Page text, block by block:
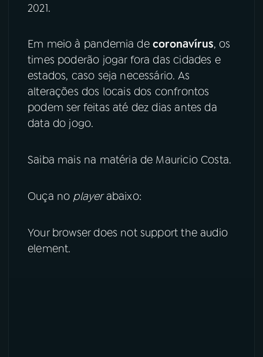
Instagram
2021.
Em meio à pandemia de coronavírus, os
times poderão jogar fora das cidades e
estados, caso seja necessário. As
alterações dos locais dos confrontos
podem ser feitas até dez dias antes da
data do jogo.
Saiba mais na matéria de Mauricio Costa.
Ouça no playerabaixo:
Your browser does not support the audio
element.